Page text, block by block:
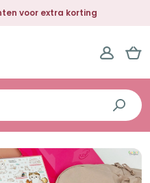
NL | €50,- BE